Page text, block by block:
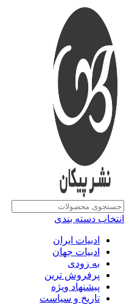
انتخاب دسته بندی
ادبیات ایران
ادبیات جهان
به زودی
پرفروش ترین
پیشنهاد ویژه
تاریخ و سیاست